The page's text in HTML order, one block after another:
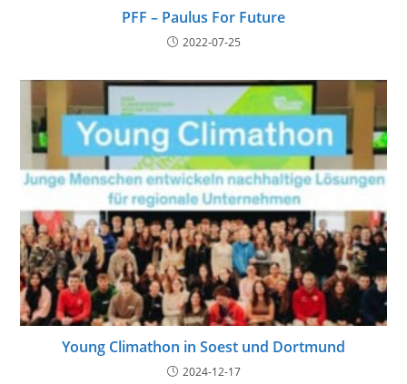
PFF – Paulus For Future
2022-07-25
Young Climathon in Soest und Dortmund
2024-12-17